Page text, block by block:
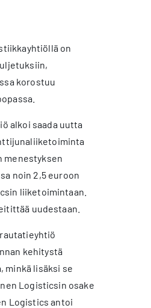
on
korostuu
alkoi saada uutta
menestyksen
noin 2,5 euroon
liiketoimintaan.
uudestaan.
kehitystä
minkä lisäksi se
Logisticsin osake
Logistics antoi